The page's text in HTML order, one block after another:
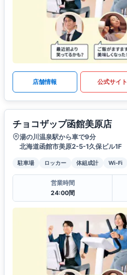
店舗情報 公式サイト
チョコザップ函館美原店
湯の川温泉駅から車で9分
北海道函館市美原2-5-1久保ビル1F
駐車場 ロッカー 体組成計 Wi-Fi
営業時間
24:00間